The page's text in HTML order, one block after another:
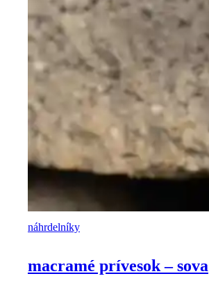
náhrdelníky
macramé prívesok – sova